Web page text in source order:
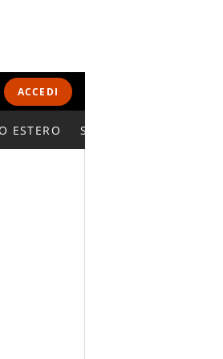
ACCEDI
E CLASSIFICHE
ESTERO SUPERCOPPA